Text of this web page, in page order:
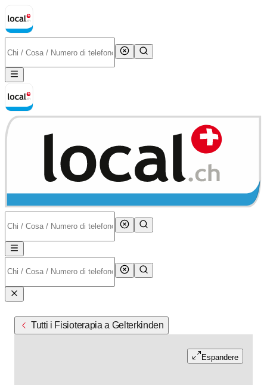
Tutti i Fisioterapia a Gelterkinden
Espandere